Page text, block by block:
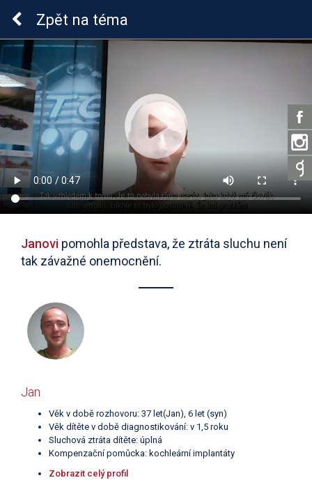
Sluchová vada u dětí
Zpět na téma
Janovi pomohla představa, že ztráta sluchu není
tak závažné onemocnění.
Jan
Věk v době rozhovoru: 37 let(Jan), 6 let (syn)
Věk dítěte v době diagnostikování: v 1,5 roku
Sluchová ztráta dítěte: úplná
Kompenzační pomůcka: kochleární implantáty
Zobrazit celý profil